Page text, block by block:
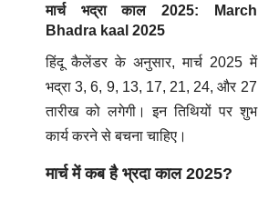
मार्च भद्रा काल 2025: March
Bhadra kaal 2025
हिंदू कैलेंडर के अनुसार, मार्च 2025 में
भद्रा 3, 6, 9, 13, 17, 21, 24, और 27
तारीख को लगेगी। इन तिथियों पर शुभ
कार्य करने से बचना चाहिए।
मार्च में कब है भ्रदा काल 2025?